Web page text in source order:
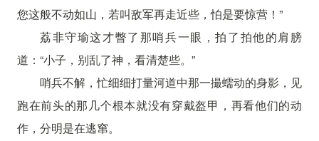
您这般不动如山，若叫敌军再走近些，怕是要惊营！”
荔非守瑜这才瞥了那哨兵一眼，拍了拍他的肩膀
道：“小子，别乱了神，看清楚些。”
哨兵不解，忙细细打量河道中那一撮蠕动的身影，见
跑在前头的那几个根本就没有穿戴盔甲，再看他们的动
作，分明是在逃窜。